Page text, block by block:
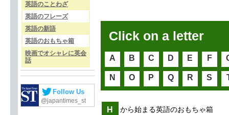
英語のことわざ
英語のフレーズ
英語の新語
英語のおもちゃ箱
映画でオシャレに英会
話
Follow Us
@japantimes_st
Click on a letter
A B C D E F
N O P Q R S
H から始まる英語のおもちゃ箱